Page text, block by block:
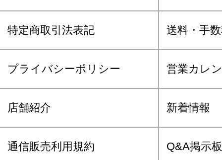
特定商取引法表記 送料・手
プライバシーポリシー 営業カレ
店舗紹介 新着情報
通信販売利用規約 Q&A掲示板